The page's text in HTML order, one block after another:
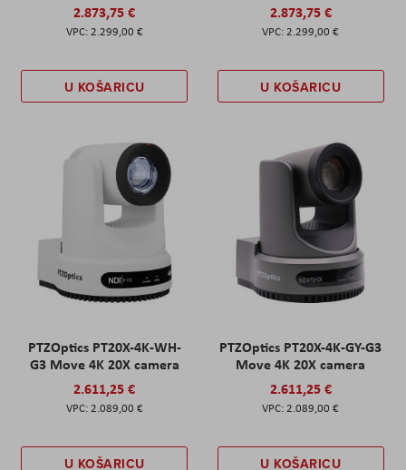
2.873,75 €
2.299,00 €
U KOŠARICU
2.873,75 €
2.299,00 €
U KOŠARICU
PTZOptics PT20X-4K-WH-
G3 Move 4K 20X camera
2.611,25 €
2.089,00 €
U KOŠARICU
PTZOptics PT20X-4K-GY-G3
Move 4K 20X camera
2.611,25 €
2.089,00 €
U KOŠARICU